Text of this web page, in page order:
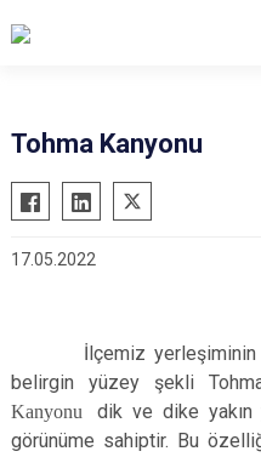
Akçadağ
Arapgir
Arguvan
Doğanşehir
Doğanyol
Tohma Kanyonu
17.05.2022
İlçemiz yerleşiminin
belirgin yüzey şekli
Kanyonu dik ve dike yakın
görünüme sahiptir. Bu